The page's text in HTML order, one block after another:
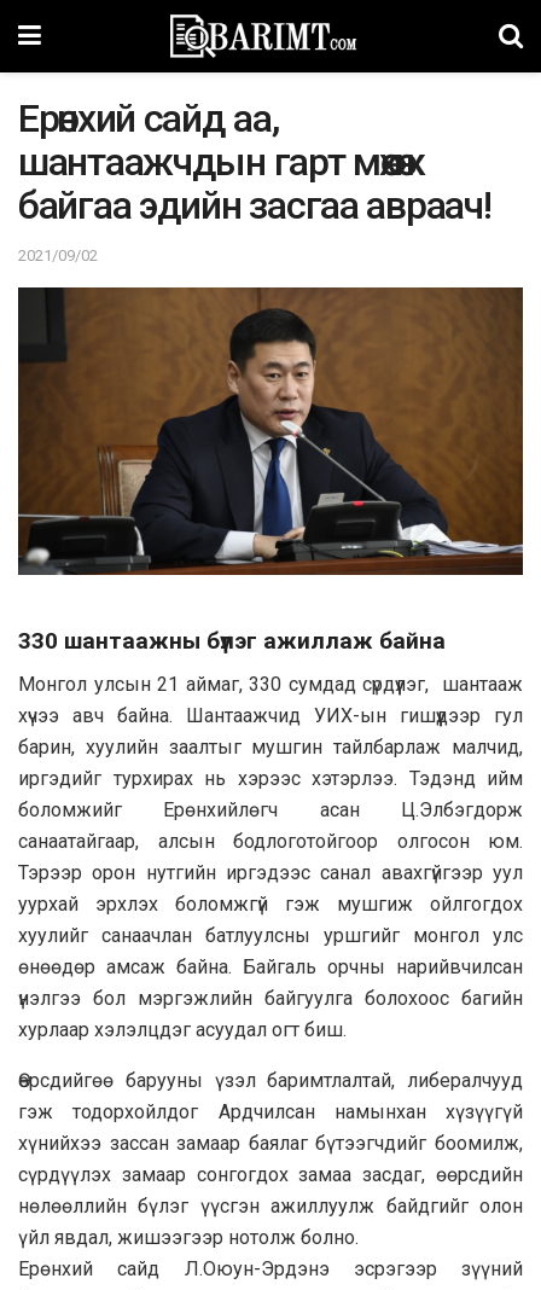
Ерөнхий сайд аа,
шантаажчдын гарт мөхөж
байгаа эдийн засгаа авраач!
2021/09/02
330 шантаажны бүлэг ажиллаж байна
Монгол улсын 21 аймаг, 330 сумдад сүрдүүлэг, шантааж
хүчээ авч байна. Шантаажчид УИХ-ын гишүүдээр гул
барин, хуулийн заалтыг мушгин тайлбарлаж малчид,
иргэдийг турхирах нь хэрээс хэтэрлээ. Тэдэнд ийм
боломжийг Ерөнхийлөгч асан Ц.Элбэгдорж
санаатайгаар, алсын бодлоготойгоор олгосон юм.
Тэрээр орон нутгийн иргэдээс санал авахгүйгээр уул
уурхай эрхлэх боломжгүй гэж мушгиж ойлгогдох
хуулийг санаачлан батлуулсны уршгийг монгол улс
өнөөдөр амсаж байна. Байгаль орчны нарийвчилсан
үнэлгээ бол мэргэжлийн байгуулга болохоос багийн
хурлаар хэлэлцдэг асуудал огт биш.
Өөрсдийгөө барууны үзэл баримтлалтай, либералчууд
гэж тодорхойлдог Ардчилсан намынхан хүзүүгүй
хүнийхээ зассан замаар баялаг бүтээгчдийг боомилж,
сүрдүүлэх замаар сонгогдох замаа засдаг, өөрсдийн
нөлөөллийн бүлэг үүсгэн ажиллуулж байдгийг олон
үйл явдал, жишээгээр нотолж болно.
Ерөнхий сайд Л.Оюун-Эрдэнэ эсрэгээр зүүний